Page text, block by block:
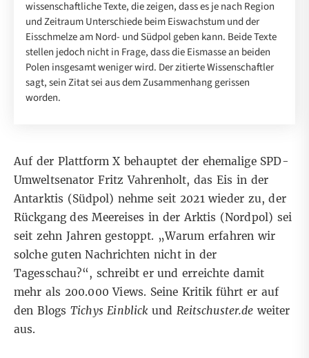
wissenschaftliche Texte, die zeigen, dass es je nach Region
und Zeitraum Unterschiede beim Eiswachstum und der
Eisschmelze am Nord- und Südpol geben kann. Beide Texte
stellen jedoch nicht in Frage, dass die Eismasse an beiden
Polen insgesamt weniger wird. Der zitierte Wissenschaftler
sagt, sein Zitat sei aus dem Zusammenhang gerissen
worden.
Auf der Plattform X behauptet der ehemalige SPD-
Umweltsenator Fritz Vahrenholt, das Eis in der
Antarktis (Südpol) nehme seit 2021 wieder zu, der
Rückgang des Meereises in der Arktis (Nordpol) sei
seit zehn Jahren gestoppt. „Warum erfahren wir
solche guten Nachrichten nicht in der
Tagesschau?“, schreibt erund erreichte damit
mehr als 200.000 Views. Seine Kritik führt er auf
den BlogsTichys Einblick und Reitschuster.de weiter
aus.